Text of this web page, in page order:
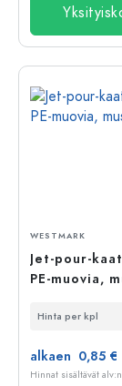
WESTMARK
Jet-pour-
PE-muovia,
Hinta per kpl
alkaen 0,85 €